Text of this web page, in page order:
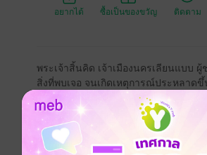
อยากได้ ซื้อเป็นของขวัญ ติดตาม
พระเจ้าสิ้นคิด เจ้าเมืองนครเลียนแบบ
สิ่งที่พบเจอ จนเกิดเหตุการณ์ประหลาดขึ้
ทุกคนมีหน้าตาเหมือนพระองค์สร้างคว
แต่ด้วยความฉลาดของเจ้าชายฉงนศักดิ์
เลียนแบบกลับมาสงบสุขอีกครั้ง เรื่องรา
สอนให้รู้จักคิดพิจารณาให้รอบคอบก่อน